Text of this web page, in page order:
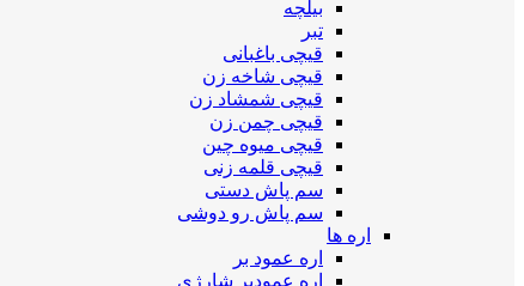
بیلچه
تبر
قیچی باغبانی
قیچی شاخه زن
قیچی شمشاد زن
قیچی چمن زن
قیچی میوه چین
قیچی قلمه زنی
سم پاش دستی
سم پاش رو دوشی
اره ها
اره عمود بر
اره عمودبر شارژی